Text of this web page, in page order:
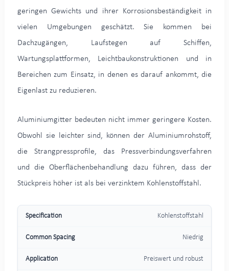
geringen Gewichts und ihrer Korrosionsbeständigkeit in
vielen Umgebungen geschätzt. Sie kommen bei
Dachzugängen, Laufstegen auf Schiffen,
Wartungsplattformen, Leichtbaukonstruktionen und in
Bereichen zum Einsatz, in denen es darauf ankommt, die
Eigenlast zu reduzieren.
Aluminiumgitter bedeuten nicht immer geringere Kosten.
Obwohl sie leichter sind, können der Aluminiumrohstoff,
die Strangpressprofile, das Pressverbindungsverfahren
und die Oberflächenbehandlung dazu führen, dass der
Stückpreis höher ist als bei verzinktem Kohlenstoffstahl.
Kohlenstoffstahl
Niedrig
Preiswert und robust